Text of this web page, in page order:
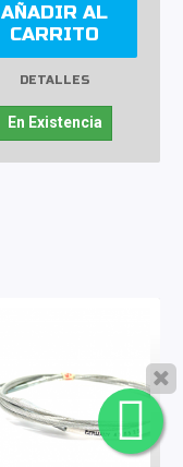
AÑADIR AL
CARRITO
DETALLES
En Existencia